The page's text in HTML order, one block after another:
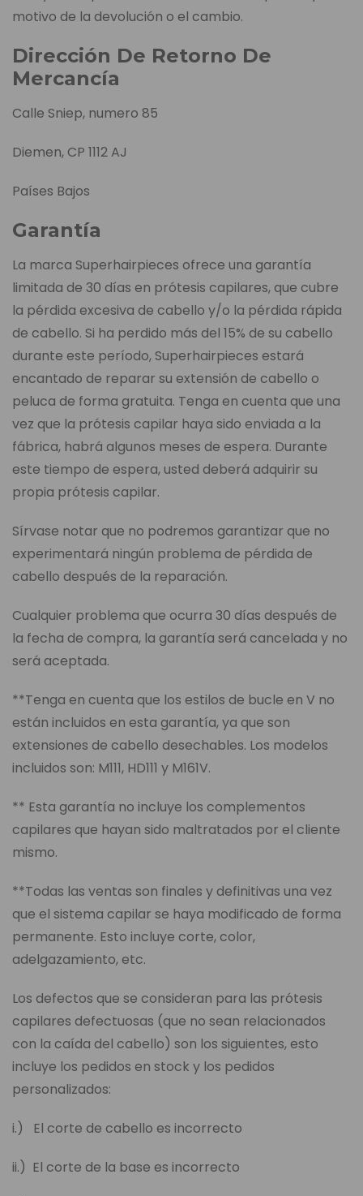
motivo de la devolución o el cambio.
Dirección De Retorno De
Mercancía
Calle Sniep, numero 85
Diemen, CP 1112 AJ
Países Bajos
Garantía
La marca Superhairpieces ofrece una garantía
limitada de 30 días en prótesis capilares, que cubre
la pérdida excesiva de cabello y/o la pérdida rápida
de cabello. Si ha perdido más del 15% de su cabello
durante este período, Superhairpieces estará
encantado de reparar su extensión de cabello o
peluca de forma gratuita. Tenga en cuenta que una
vez que la prótesis capilar haya sido enviada a la
fábrica, habrá algunos meses de espera. Durante
este tiempo de espera, usted deberá adquirir su
propia prótesis capilar.
Sírvase notar que no podremos garantizar que no
experimentará ningún problema de pérdida de
cabello después de la reparación.
Cualquier problema que ocurra 30 días después de
la fecha de compra, la garantía será cancelada y no
será aceptada.
**Tenga en cuenta que los estilos de bucle en V no
están incluidos en esta garantía, ya que son
extensiones de cabello desechables. Los modelos
incluidos son: M111, HD111 y M161V.
** Esta garantía no incluye los complementos
capilares que hayan sido maltratados por el cliente
mismo.
**Todas las ventas son finales y definitivas una vez
que el sistema capilar se haya modificado de forma
permanente. Esto incluye corte, color,
adelgazamiento, etc.
Los defectos que se consideran para las prótesis
capilares defectuosas (que no sean relacionados
con la caída del cabello) son los siguientes, esto
incluye los pedidos en stock y los pedidos
personalizados:
i.) El corte de cabello es incorrecto
ii.) El corte de la base es incorrecto